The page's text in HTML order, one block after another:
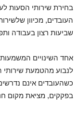
בחירת שירותי הסעות
העובדים, מכיוון
שביעות רצון בעבודה
אחד השינויים
לנבוע מהטמעת שירותי
כשהעובדים אינם
בפקקים, מציאת מקום